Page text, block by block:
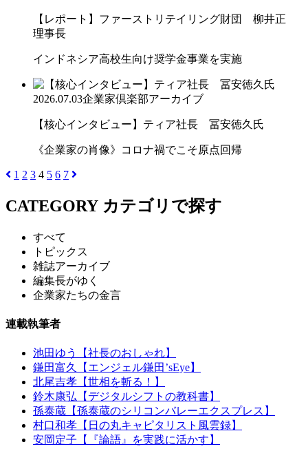
【レポート】ファーストリテイリング財団 柳井正
理事長
インドネシア高校生向け奨学金事業を実施
2026.07.03企業家倶楽部アーカイブ
【核心インタビュー】ティア社長 冨安徳久氏
《企業家の肖像》コロナ禍でこそ原点回帰
1 2 3 4 5 6 7
CATEGORY カテゴリで探す
すべて
トピックス
雑誌アーカイブ
編集長がゆく
企業家たちの金言
連載執筆者
池田ゆう【社長のおしゃれ】
鎌田富久【エンジェル鎌田’sEye】
北尾吉孝【世相を斬る！】
鈴木康弘【デジタルシフトの教科書】
孫泰蔵【孫泰蔵のシリコンバレーエクスプレス】
村口和孝【日の丸キャピタリスト風雲録】
安岡定子【『論語』を実践に活かす】